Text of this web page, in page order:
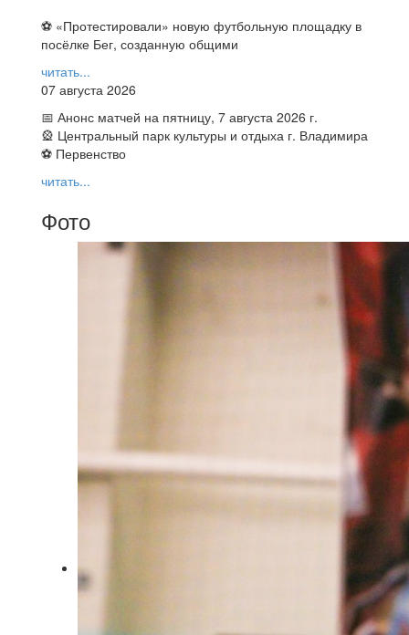
⚽ ️«Протестировали» новую футбольную площадку в
посёлке Бег, созданную общими
читать...
07 августа 2026
📅 Анонс матчей на пятницу, 7 августа 2026 г.
🎡 Центральный парк культуры и отдыха г. Владимира
⚽ Первенство
читать...
Фото